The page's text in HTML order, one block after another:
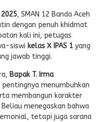
, SMAN 12 Banda Aceh
dengan penuh khidmat
kali ini, petugas
siswi kelas X IPAS 1 yang
jawab tinggi.
Bapak T. Irma
menumbuhkan
membangun karakter
menegaskan bahwa
tetapi juga sarana